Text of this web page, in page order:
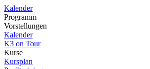
Kalender
Programm
Vorstellungen
Kalender
K3 on Tour
Kurse
Kursplan